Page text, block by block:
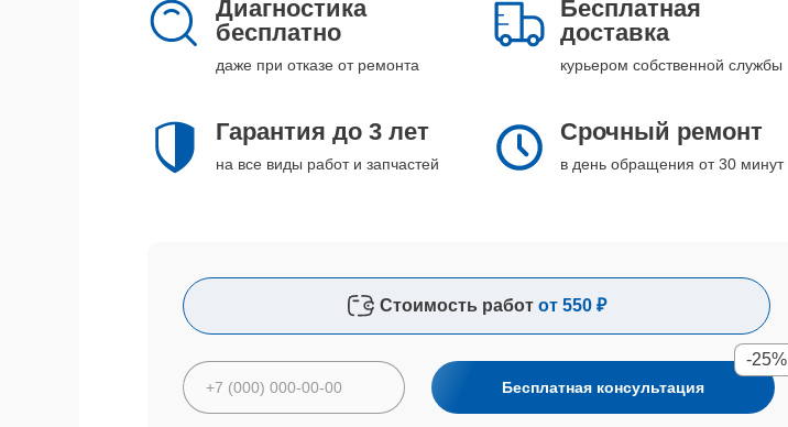
Диагностика
бесплатно
даже при отказе от ремонта
Бесплатная
доставка
курьером собственной службы
Гарантия до 3 лет
на все виды работ и запчастей
Срочный ремонт
в день обращения от 30 минут
Стоимость работ от 550 ₽
Бесплатная консультация
-25%